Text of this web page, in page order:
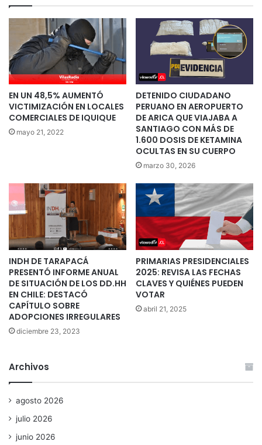
EN UN 48,5% AUMENTÓ
VICTIMIZACIÓN EN LOCALES
COMERCIALES DE IQUIQUE
mayo 21, 2022
DETENIDO CIUDADANO
PERUANO EN AEROPUERTO
DE ARICA QUE VIAJABA A
SANTIAGO CON MÁS DE
1.600 DOSIS DE KETAMINA
OCULTAS EN SU CUERPO
marzo 30, 2026
INDH DE TARAPACÁ
PRESENTÓ INFORME ANUAL
DE SITUACIÓN DE LOS DD.HH
EN CHILE: DESTACÓ
CAPÍTULO SOBRE
ADOPCIONES IRREGULARES
diciembre 23, 2023
PRIMARIAS PRESIDENCIALES
2025: REVISA LAS FECHAS
CLAVES Y QUIÉNES PUEDEN
VOTAR
abril 21, 2025
Archivos
agosto 2026
julio 2026
junio 2026